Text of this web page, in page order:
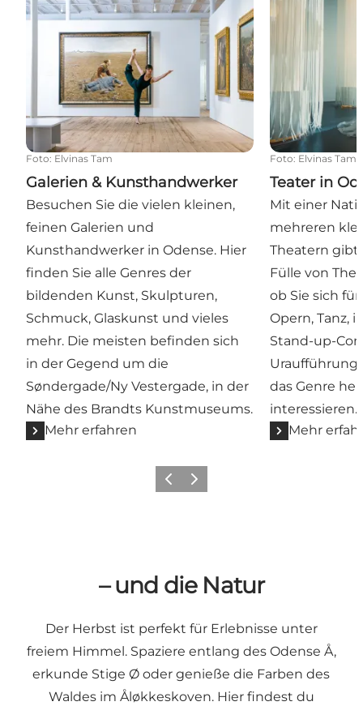
Foto: Elvinas Tam
Galerien & Kunsthandwerker
Besuchen Sie die vielen kleinen,
feinen Galerien und
Kunsthandwerker in Odense. Hier
finden Sie alle Genres der
bildenden Kunst, Skulpturen,
Schmuck, Glaskunst und vieles
mehr. Die meisten befinden sich
in der Gegend um die
Søndergade/Ny Vestergade, in der
Nähe des Brandts Kunstmuseums.
Mehr erfahren
Foto: Elvinas Tam
Teater in
Mit einer
mehreren
Theatern gibt
Fülle von
ob Sie sich
Opern, Tanz,
Stand-up-
das Genre
interessieren.
Mehr
ZurückWeiter
– und die Natur
Der Herbst ist perfekt für Erlebnisse unter
freiem Himmel. Spaziere entlang des Odense Å,
erkunde Stige Ø oder genieße die Farben des
Waldes im Åløkkeskoven. Hier findest du